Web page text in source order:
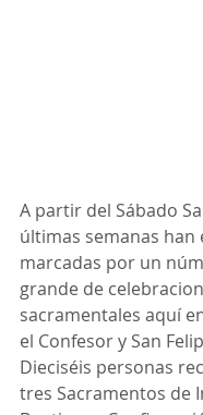
A partir del Sábado
últimas semanas han
marcadas por un
grande de
sacramentales aquí
el Confesor y San
Dieciséis personas
tres Sacramentos de